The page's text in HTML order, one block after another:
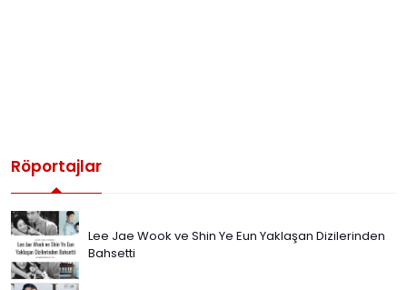
Röportajlar
Lee Jae Wook ve Shin Ye Eun Yaklaşan Dizilerinden
Bahsetti